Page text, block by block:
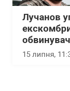
Лучанов
15 липня,